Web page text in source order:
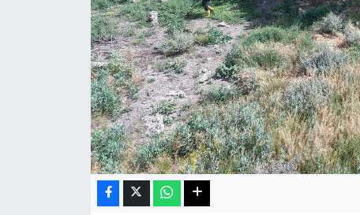
Manşet Altı
Manşetler
Resmi İlan